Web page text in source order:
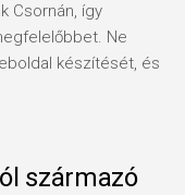
Csornán, így
Ne
készítését, és
származó